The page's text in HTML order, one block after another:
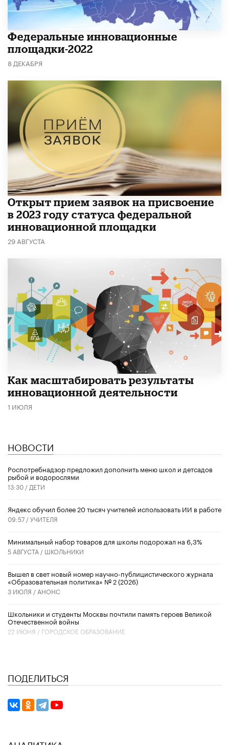
Федеральные инновационные
площадки-2022
8 ДЕКАБРЯ
Открыт прием заявок на присвоение
в 2023 году статуса федеральной
инновационной площадки
29 АВГУСТА
Как масштабировать результаты
инновационной деятельности
1 ИЮЛЯ
НОВОСТИ
Роспотребнадзор предложил дополнить меню школ и детсадов
рыбой и водорослями
13:30 / ДЕТИ
​Яндекс обучил более 20 тысяч учителей использовать ИИ в работе
09:57 /УЧИТЕЛЯ
Минимальный набор товаров для школы подорожал на 6,3%
5 АВГУСТА / ШКОЛЬНИКИ
Вышел в свет новый номер научно-публицистического журнала
«Образовательная политика» № 2 (2026)
3 ИЮЛЯ / АНОНС
Школьники и студенты Москвы почтили память героев Великой
Отечественной войны
22 ИЮНЯ / ГОРОДСКОЕ ОБРАЗОВАНИЕ
ПОДЕЛИТЬСЯ